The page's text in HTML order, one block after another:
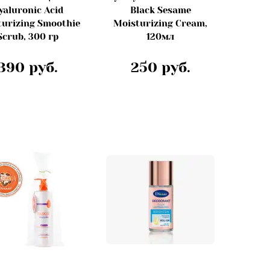
Acid
Smoothie
300 гр
руб.
Black Sesame
Moisturizing Cream,
120мл
250 руб.